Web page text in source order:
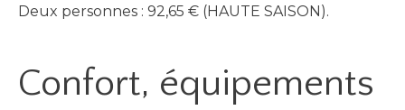
Deux personnes : 92,65 € (HAUTE SAISON).
Confort, équipements